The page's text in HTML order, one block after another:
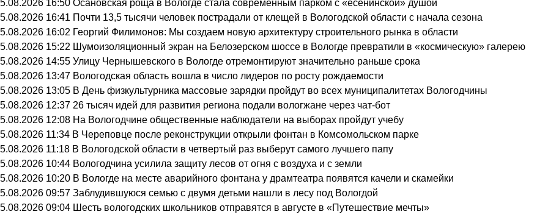
5.08.2026 16:50 Осановская роща в Вологде стала современным парком с «есенинской» душой
5.08.2026 16:41 Почти 13,5 тысячи человек пострадали от клещей в Вологодской области с начала сезона
5.08.2026 16:02 Георгий Филимонов: Мы создаем новую архитектуру строительного рынка в области
5.08.2026 15:22 Шумоизоляционный экран на Белозерском шоссе в Вологде превратили в «космическую» галерею
5.08.2026 14:55 Улицу Чернышевского в Вологде отремонтируют значительно раньше срока
5.08.2026 13:47 Вологодская область вошла в число лидеров по росту рождаемости
5.08.2026 13:05 В День физкультурника массовые зарядки пройдут во всех муниципалитетах Вологодчины
5.08.2026 12:37 26 тысяч идей для развития региона подали вологжане через чат-бот
5.08.2026 12:08 На Вологодчине общественные наблюдатели на выборах пройдут учебу
5.08.2026 11:34 В Череповце после реконструкции открыли фонтан в Комсомольском парке
5.08.2026 11:18 В Вологодской области в четвертый раз выберут самого лучшего папу
5.08.2026 10:44 Вологодчина усилила защиту лесов от огня с воздуха и с земли
5.08.2026 10:20 В Вологде на месте аварийного фонтана у драмтеатра появятся качели и скамейки
5.08.2026 09:57 Заблудившуюся семью с двумя детьми нашли в лесу под Вологдой
5.08.2026 09:04 Шесть вологодских школьников отправятся в августе в «Путешествие мечты»